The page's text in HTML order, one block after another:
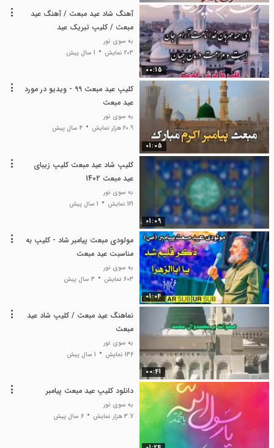
00:15
آهنگ شاد عید مبعث / آهنگ عید
مبعث / کلیپ تبریک عید
به سوی نور
203 نمایش
1 سال پیش
01:05
کلیپ عید مبعث 99 - ویدیو در مورد
عید مبعث
به سوی نور
20.9 هزار نمایش
4 سال پیش
01:09
کلیپ شاد عید مبعث کلیپ زیبای
عید مبعث 1402
به سوی نور
121 نمایش
1 سال پیش
01:04
مولودی مبعث پیامبر شاد - کلیپ به
مناسبت عید مبعث
به سوی نور
603 نمایش
3 سال پیش
00:41
نماهنگ عید مبعث / کلیپ شاد عید
مبعث
به سوی نور
136 نمایش
1 سال پیش
دانلود کلیپ عید مبعث پیامبر
به سوی نور
3.7 هزار نمایش
6 سال پیش